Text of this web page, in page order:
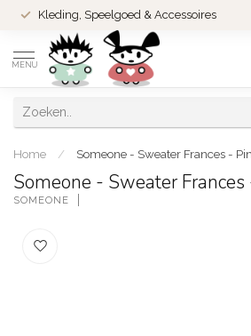
Kleding, Speelgoed & Accessoires
MENU
Home / Someone - Sweater Frances -
Someone - Sweater Frances
SOMEONE